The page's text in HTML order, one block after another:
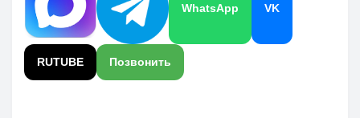
WhatsApp VK
RUTUBE Позвонить